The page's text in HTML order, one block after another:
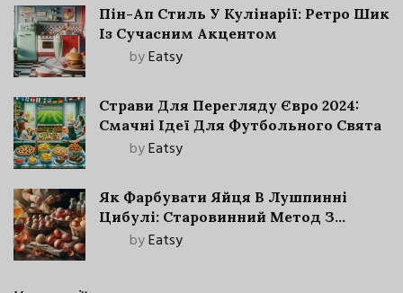
Пін-Ап Стиль У Кулінарії: Ретро Шик
Із Сучасним Акцентом
byEatsy
Страви Для Перегляду Євро 2024:
Смачні Ідеї Для Футбольного Свята
byEatsy
Як Фарбувати Яйця В Лушпинні
Цибулі: Старовинний Метод З
Сучасними Нюансами
byEatsy